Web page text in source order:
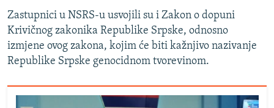
Zastupnici u NSRS-u usvojili su i Zakon o dopuni
Krivičnog zakonika Republike Srpske, odnosno
izmjene ovog zakona, kojim će biti kažnjivo nazivanje
Republike Srpske genocidnom tvorevinom.